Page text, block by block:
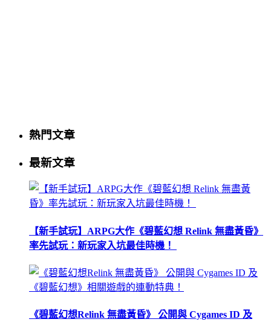
熱門文章
最新文章
【新手試玩】ARPG大作《碧藍幻想 Relink 無盡黃昏》
率先試玩：新玩家入坑最佳時機！
《碧藍幻想Relink 無盡黃昏》 公開與 Cygames ID 及